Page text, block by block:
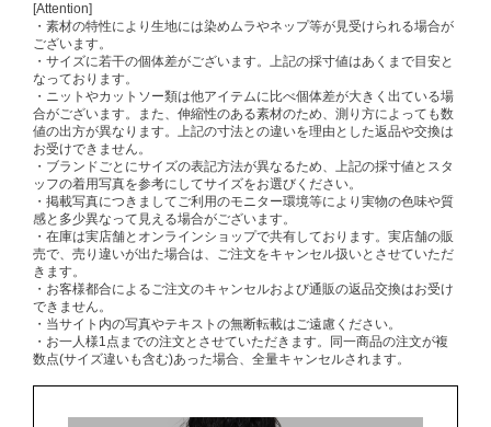
[Attention]
・素材の特性により生地には染めムラやネップ等が見受けられる場合が
ございます。
・サイズに若干の個体差がございます。上記の採寸値はあくまで目安と
なっております。
・ニットやカットソー類は他アイテムに比べ個体差が大きく出ている場
合がございます。また、伸縮性のある素材のため、測り方によっても数
値の出方が異なります。上記の寸法との違いを理由とした返品や交換は
お受けできません。
・ブランドごとにサイズの表記方法が異なるため、上記の採寸値とスタ
ッフの着用写真を参考にしてサイズをお選びください。
・掲載写真につきましてご利用のモニター環境等により実物の色味や質
感と多少異なって見える場合がございます。
・在庫は実店舗とオンラインショップで共有しております。実店舗の販
売で、売り違いが出た場合は、ご注文をキャンセル扱いとさせていただ
きます。
・お客様都合によるご注文のキャンセルおよび通販の返品交換はお受け
できません。
・当サイト内の写真やテキストの無断転載はご遠慮ください。
・お一人様1点までの注文とさせていただきます。同一商品の注文が複
数点(サイズ違いも含む)あった場合、全量キャンセルされます。